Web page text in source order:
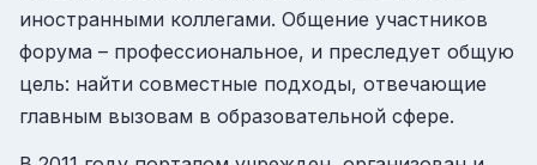
иностранными коллегами. Общение участников
форума – профессиональное, и преследует общую
цель: найти совместные подходы, отвечающие
главным вызовам в образовательной сфере.